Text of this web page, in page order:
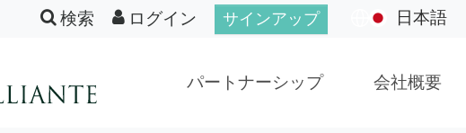
検索 ログイン サインアップ 日本語
パートナーシップ 会社概要